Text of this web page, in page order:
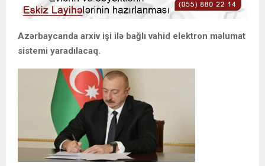
Azərbaycanda arxiv işi ilə bağlı vahid elektron məlumat
sistemi yaradılacaq.